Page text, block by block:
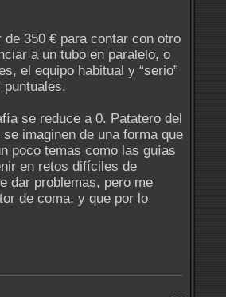
350 € para contar con otro
a un tubo en paralelo, o
el equipo habitual y “serio”
se reduce a 0. Patatero del
imaginen de una forma que
poco temas como las guías
en retos difíciles de
dar problemas, pero me
de coma, y que por lo